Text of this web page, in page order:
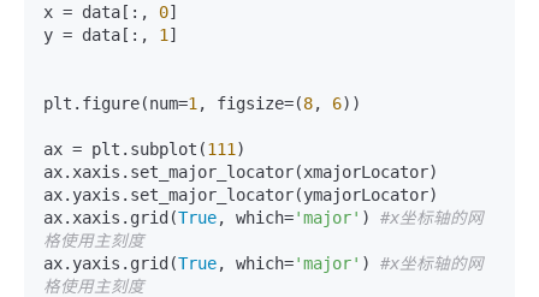
x = data[:, 0]
y = data[:, 1 ]
plt.figure(num=1 , figsize=(8, 6))
ax = plt.subplot(111 )
ax.xaxis.set_major_locator(xmajorLocator)
ax.yaxis.set_major_locator(ymajorLocator)
ax.xaxis.grid(True, which='major' ) #x坐标轴的网
格使用主刻度
ax.yaxis.grid(True, which='major' ) #x坐标轴的网
格使用主刻度